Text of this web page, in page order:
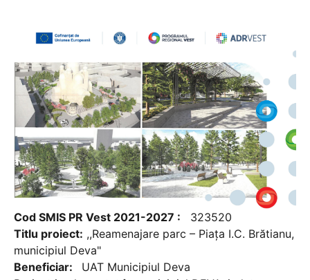
Cod SMIS PR Vest 2021-2027 :
323520
Titlu proiect: ,,Reamenajare parc – Piața I.C. Brătianu,
municipiul Deva"
Beneficiar:
UAT Municipiul Deva